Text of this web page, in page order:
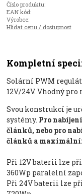
Číslo produktu:
EAN kód:
Výrobce:
Hlídat cenu / dostupnost
Kompletní
Solární PWM
12V/24V. Vhodný
Svou konstrukcí je
systémy. Pro
článků, nebo pro
článků a
Při 12V baterii lze
360Wp paralelní
Při 24V baterii lze